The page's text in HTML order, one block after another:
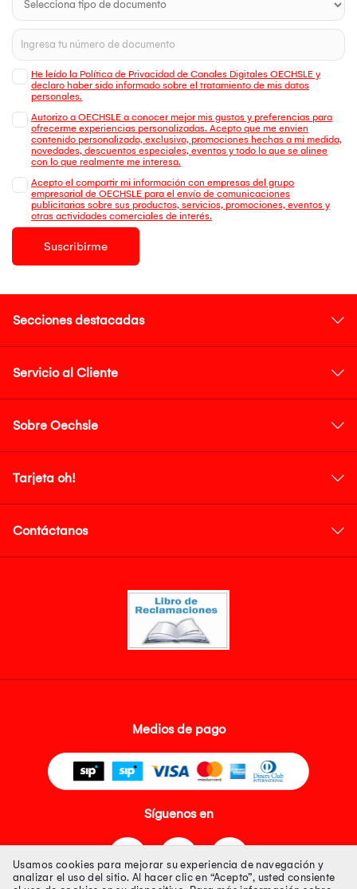
He leído la Política de Privacidad de Canales Digitales OECHSLE y
declaro haber sido informado sobre el tratamiento de mis datos
personales.
Autorizo a OECHSLE a conocer mejor mis gustos y preferencias para
ofrecerme experiencias personalizadas. Acepto que me envien
contenido personalizado, exclusivo, promociones hechas a mi medida,
novedades, descuentos especiales, eventos y todo lo que se alinee
con lo que realmente me interesa.
Acepto el compartir mi información con empresas del grupo
empresarial de OECHSLE para el envío de comunicaciones
publicitarias sobre sus productos, servicios, promociones, eventos y
otras actividades comerciales de interés.
Suscribirme
Secciones destacadas
Servicio al Cliente
Sobre Oechsle
Tarjeta oh!
Contáctanos
Medios de pago
Síguenos en
Usamos cookies para mejorar su experiencia de navegación y
analizar el uso del sitio. Al hacer clic en “Acepto”, usted consiente